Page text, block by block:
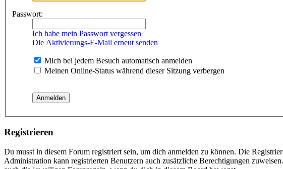
Passwort:
Ich habe mein Passwort vergessen
Die Aktivierungs-E-Mail erneut senden
Mich bei jedem Besuch automatisch anmelden
Meinen Online-Status während dieser Sitzung verbergen
Registrieren
Du musst in diesem Forum registriert sein, um dich anmelden zu können. Die
Administration kann registrierten Benutzern auch zusätzliche Berechtigungen